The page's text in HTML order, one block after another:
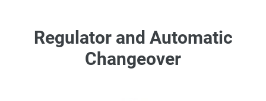
Regulator and Automatic
Changeover